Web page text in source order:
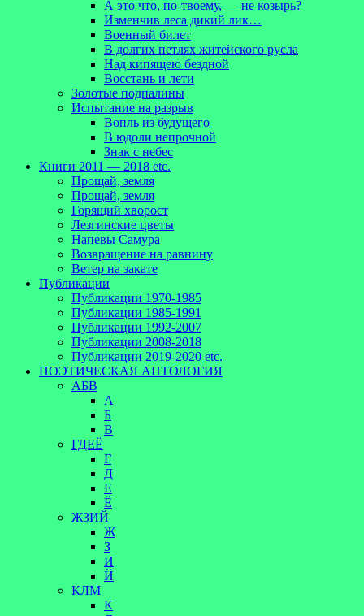
А это что, по-твоему, — не козырь?
Изменчив леса дикий лик…
Военный билет
В долгих петлях житейского русла
Над кипящею бездной
Восстань и лети
Золотые подпалины
Испытание на разрыв
Вопль из будущего
В юдоли непрочной
Знак с небес
Книги 2011 — 2018 etc.
Прощай, земля
Прощай, земля
Горящий хворост
Лезгинские цветы
Напевы Самура
Возвращение на равнину
Ветер на закате
Публикации
Публикации 1970-1985
Публикации 1985-1991
Публикации 1992-2007
Публикации 2008-2018
Публикации 2019-2020 etc.
ПОЭТИЧЕСКАЯ АНТОЛОГИЯ
АБВ
А
Б
В
ГДЕЁ
Г
Д
Е
Ё
ЖЗИЙ
Ж
З
И
Й
КЛМ
К